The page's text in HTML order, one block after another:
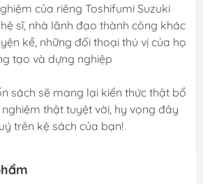
của riêng Toshifumi Suzuki
sĩ, nhà lãnh đạo thành công khác
kể, những đối thoại thú vị của họ
tạo và dựng nghiệp
sách sẽ mang lại kiến thức thật bổ
thật tuyệt vời, hy vọng đây
trên kệ sách của bạn!